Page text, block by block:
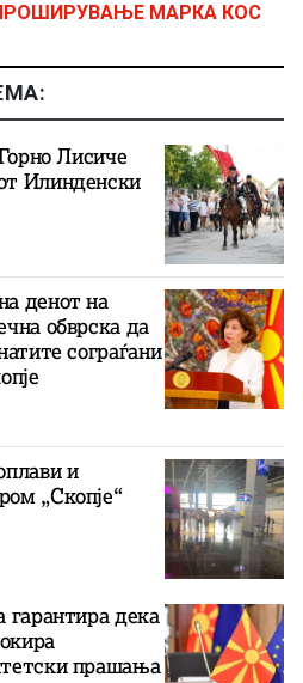
МАРКА КОС
Лисиче
Илинденски
денот на
обврска да
сограѓани
и
„Скопје“
дека
прашања